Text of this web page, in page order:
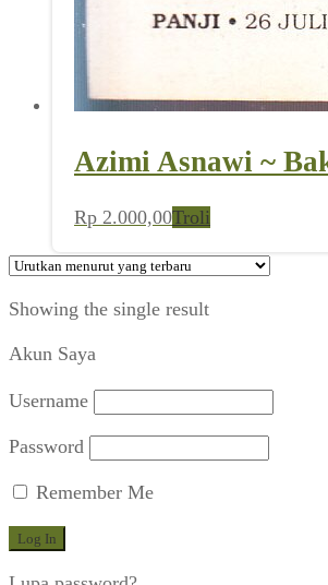
Azimi Asnawi ~
Rp 2.000,00Troli
Showing the single result
Akun Saya
Username
Password
Remember Me